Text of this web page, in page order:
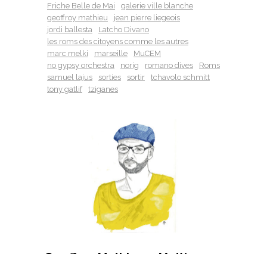
Friche Belle de Mai
galerie ville blanche
geoffroy mathieu
jean pierre liegeois
jordi ballesta
Latcho Divano
les roms des citoyens comme les autres
marc melki
marseille
MuCEM
no gypsy orchestra
norig romano dives
Roms
samuel lajus
sorties sortir
tchavolo schmitt
tony gatlif
tziganes